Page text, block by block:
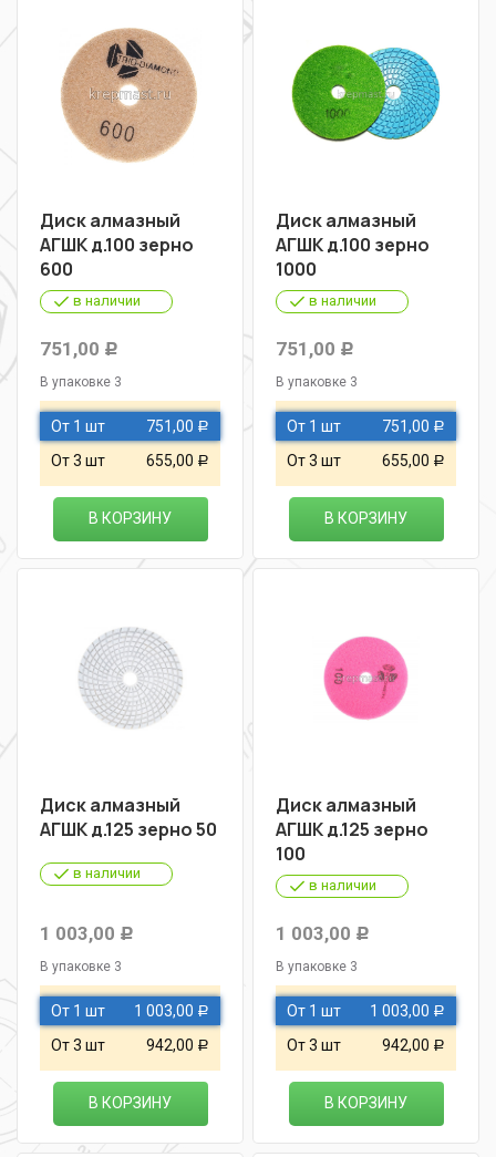
Диск алмазный
АГШК д.100 зерно
600
в наличии
751,00 Р
В упаковке 3
От 1 шт 751,00 Р
От 3 шт 655,00 Р
В КОРЗИНУ
Диск алмазный
АГШК д.100 зерно
1000
в наличии
751,00 Р
В упаковке 3
От 1 шт 751,00 Р
От 3 шт 655,00 Р
В КОРЗИНУ
Диск алмазный
АГШК д.125 зерно 50
в наличии
1 003,00 Р
В упаковке 3
От 1 шт 1 003,00 Р
От 3 шт 942,00 Р
В КОРЗИНУ
Диск алмазный
АГШК д.125 зерно
100
в наличии
1 003,00 Р
В упаковке 3
От 1 шт 1 003,00 Р
От 3 шт 942,00 Р
В КОРЗИНУ